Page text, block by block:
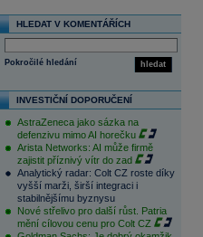
HLEDAT V KOMENTÁŘÍCH
hledat
Pokročilé hledání
INVESTIČNÍ DOPORUČENÍ
AstraZeneca jako sázka na
defenzivu mimo AI horečku
Arista Networks: AI může firmě
zajistit příznivý vítr do zad
Analytický radar: Colt CZ roste díky
vyšší marži, širší integraci i
stabilnějšímu byznysu
Nové střelivo pro další růst. Patria
mění cílovou cenu pro Colt CZ